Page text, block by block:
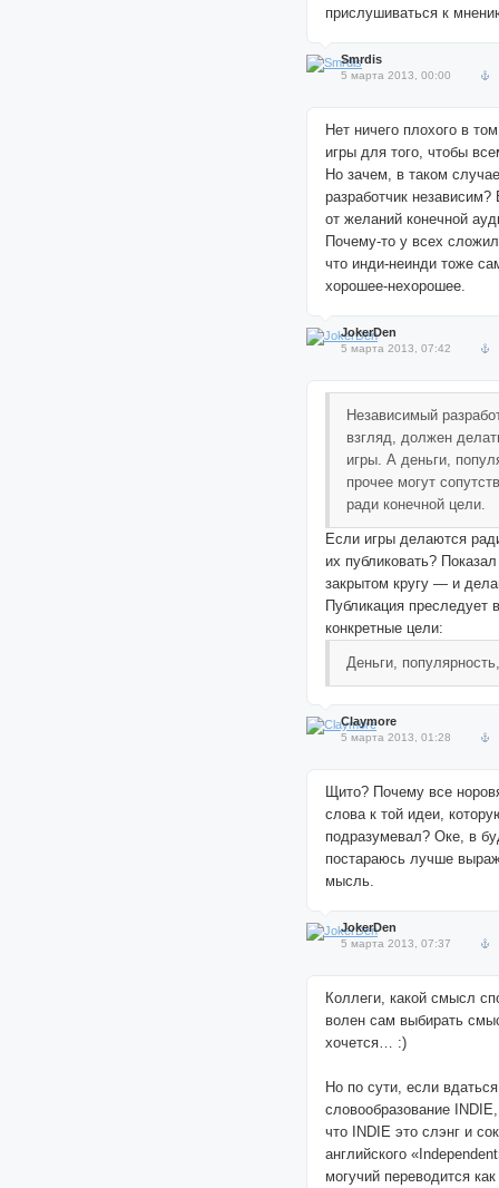
прислушиваться к
Smrdis
5 марта 2013, 00:00
Нет ничего плохого в
игры для того, чтобы
Но зачем, в таком
разработчик
от желаний конечной
Почему-то у всех
что инди-неинди тоже
хорошее-нехорошее.
JokerDen
5 марта 2013, 07:42
Независимый
взгляд, должен
игры. А деньги,
прочее могут
ради конечной цели.
Если игры делаются
их публиковать?
закрытом кругу — и
Публикация преследует
конкретные цели:
Деньги,
Claymore
5 марта 2013, 01:28
Щито? Почему все
слова к той идеи,
подразумевал? Оке, в
постараюсь лучше
мысль.
JokerDen
5 марта 2013, 07:37
Коллеги, какой смысл
волен сам выбирать
хочется… :)
Но по сути, если
словообразование
что INDIE это слэнг и
английского
могучий переводится как